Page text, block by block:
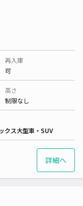
再入庫
可
高さ
制限なし
クス大型車・SUV
詳細へ